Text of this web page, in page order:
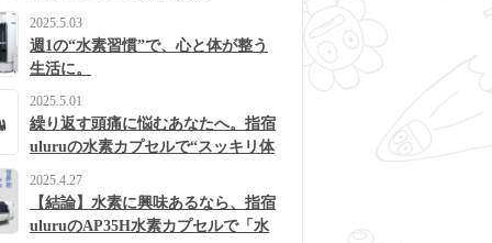
2025.5.03
週1の“水素習慣”で、心と体が整う
生活に。
2025.5.01
繰り返す頭痛に悩むあなたへ。指宿
uluruの水素カプセルで“スッキリ体
2025.4.27
【結論】水素に興味あるなら、指宿
uluruのAP35H水素カプセルで「水